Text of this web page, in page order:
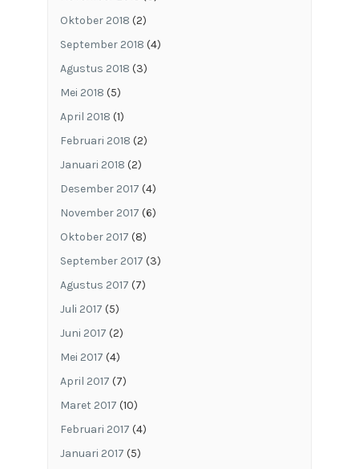
Oktober 2018 (2)
September 2018 (4)
Agustus 2018 (3)
Mei 2018 (5)
April 2018 (1)
Februari 2018 (2)
Januari 2018 (2)
Desember 2017 (4)
November 2017 (6)
Oktober 2017 (8)
September 2017 (3)
Agustus 2017 (7)
Juli 2017 (5)
Juni 2017 (2)
Mei 2017 (4)
April 2017 (7)
Maret 2017 (10)
Februari 2017 (4)
Januari 2017 (5)